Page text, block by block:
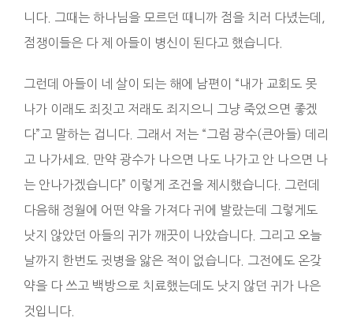
니다. 그때는 하나님을 모르던 때니까 점을 치러 다녔는데,
점쟁이들은 다 제 아들이 병신이 된다고 했습니다.
그런데 아들이 네 살이 되는 해에 남편이 “내가 교회도 못
나가 이래도 죄짓고 저래도 죄지으니 그냥 죽었으면 좋겠
다”고 말하는 겁니다. 그래서 저는 “그럼 광수(큰아들) 데리
고 나가세요. 만약 광수가 나으면 나도 나가고 안 나으면 나
는 안나가겠습니다” 이렇게 조건을 제시했습니다. 그런데
다음해 정월에 어떤 약을 가져다 귀에 발랐는데 그렇게도
낫지 않았던 아들의 귀가 깨끗이 나았습니다. 그리고 오늘
날까지 한번도 귓병을 앓은 적이 없습니다. 그전에도 온갖
약을 다 쓰고 백방으로 치료했는데도 낫지 않던 귀가 나은
것입니다.